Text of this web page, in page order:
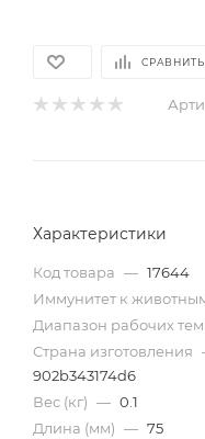
СРАВНИТЬ
Характеристики
Код товара — 17644
Иммунитет к
Диапазон рабочих
Страна изготовления
902b343174d6
Вес (кг) — 0.1
Длина (мм) — 75